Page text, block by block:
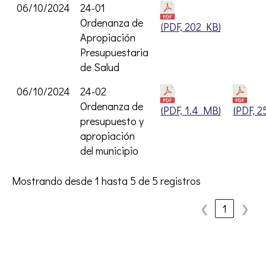
06/10/2024
24-01
Ordenanza de
Apropiación
Presupuestaria
de Salud
(PDF, 202 KB)Opens
06/10/2024
24-02
Ordenanza de
presupuesto y
apropiación
del municipio
(PDF, 1.4 MB)Opens
(PDF,
Mostrando desde 1 hasta 5 de 5 registros
❮
1 ❯